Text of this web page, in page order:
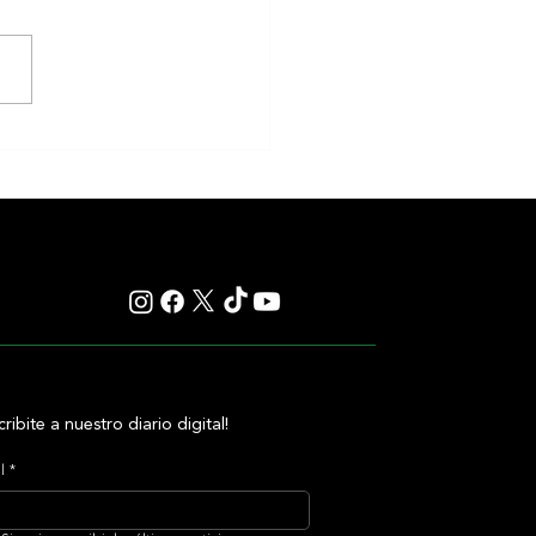
a nuestro diario digital!
*